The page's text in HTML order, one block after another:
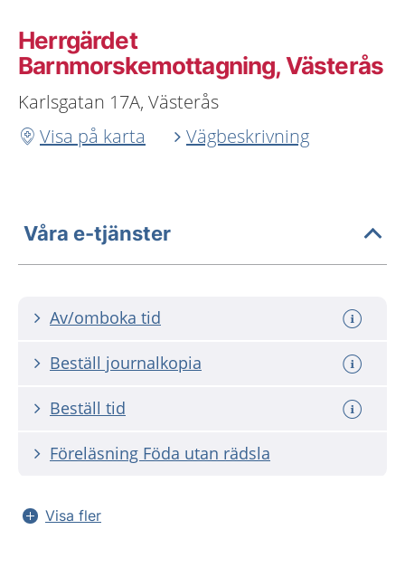
Herrgärdet
Barnmorskemottagning, Västerås
Karlsgatan 17A, Västerås
Visa på karta
Vägbeskrivning
Våra e-tjänster
Av/omboka tid
Beställ journalkopia
Beställ tid
Föreläsning Föda utan rädsla
Visa fler